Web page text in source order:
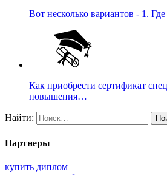
Вот несколько вариантов - 1.
Как приобрести сертификат
повышения…
Найти:
Партнеры
купить диплом